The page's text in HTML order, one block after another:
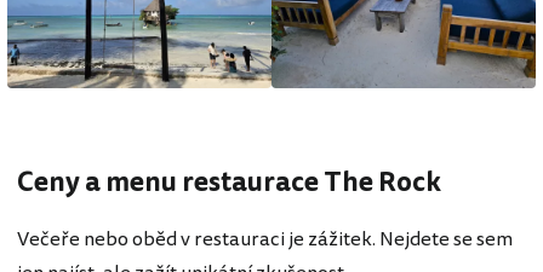
Ceny a menu restaurace The Rock
Večeře nebo oběd v restauraci je zážitek. Nejdete se sem